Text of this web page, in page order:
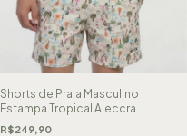
Shorts de Praia Masculino
Estampa Tropical Aleccra
R$249,90